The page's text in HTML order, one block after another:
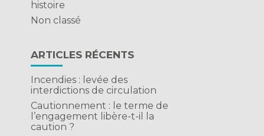
histoire
Non classé
ARTICLES RÉCENTS
Incendies : levée des
interdictions de circulation
Cautionnement : le terme de
l’engagement libère-t-il la
caution ?